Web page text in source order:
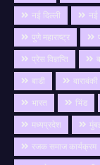
नई दिल्ली
नई
पुणे महाराष्ट्र
प्रेस विज्ञप्ति
बाडी
बाराबंकी
भारत
भिंड
मध्यप्रदेश
रजक समाज कार्यक्रम